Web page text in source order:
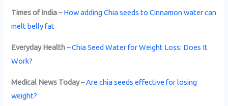
Times of India – How adding Chia seeds to Cinnamon water can
melt belly fat
Everyday Health –Chia Seed Water for Weight Loss: Does It
Work?
Medical News Today –Are chia seeds effective for losing
weight?